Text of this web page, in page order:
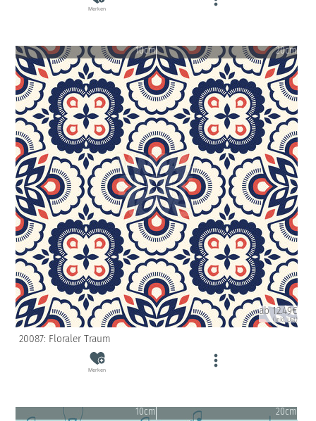
Merken
10cm 20cm
ab 12.49€
(inkl. USt)
20087: Floraler Traum
Merken
10cm 20cm